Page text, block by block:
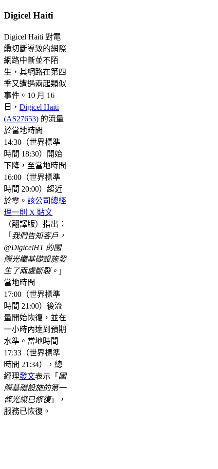
Digicel Haiti
Digicel Haiti 對電
纜切斷導致的網際
網路中斷並不陌
生，其網路在第四
季又遭遇兩起類似
事件。10 月 16
日， Digicel Haiti
(AS27653) 的流量
於當地時間
14:30（世界標準
時間 18:30）開始
下降，至當地時間
16:00（世界標準
時間 20:00）趨近
於零。 該公司總經
理一則 X 貼文
（翻譯版）指出：
「 我們告知客戶，
@DigicelHT 的國
際光纖基礎設施發
生了兩處斷裂。 」
當地時間
17:00（世界標準
時間 21:00）後流
量開始恢復，並在
一小時內達到預期
水準。當地時間
17:33（世界標準
時間 21:34），總
經理發文表示「 國
際基礎設施的第一
條光纖已修復」，
服務已恢復。